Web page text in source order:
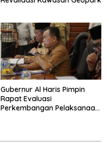
Gubernur Al Haris Pimpin
Rapat Evaluasi
Perkembangan Pelaksanaan